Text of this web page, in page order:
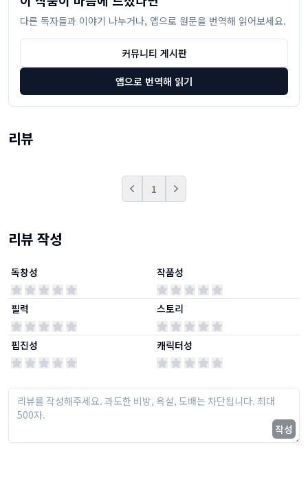
다른 독자들과 이야기 나누거나, 앱으로 원문을 번역해 읽어보세요.
커뮤니티 게시판
앱으로 번역해 읽기
리뷰
Prev 1 Next
리뷰 작성
독창성
필력
핍진성
작품성
스토리
캐릭터성
작성